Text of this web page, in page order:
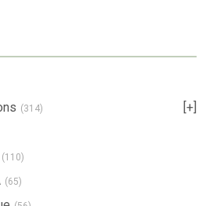
(314)
[+]
(110)
(65)